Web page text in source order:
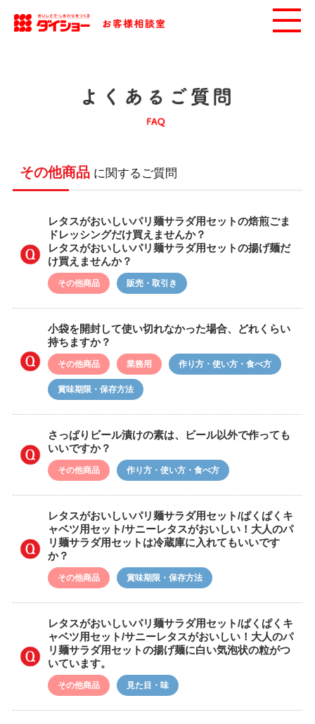
その他商品に関するご質問
レタスがおいしいパリ麺サラダ用セットの焙煎ごま
ドレッシングだけ買えませんか？
レタスがおいしいパリ麺サラダ用セットの揚げ麺だ
け買えませんか？
その他商品 販売・取引き
小袋を開封して使い切れなかった場合、どれくらい
持ちますか？
その他商品 業務用 作り方・使い方・食べ方
賞味期限・保存方法
さっぱりビール漬けの素は、ビール以外で作っても
いいですか？
その他商品 作り方・使い方・食べ方
レタスがおいしいパリ麺サラダ用セット/ぱくぱくキ
ャベツ用セット/サニーレタスがおいしい！大人のパ
リ麺サラダ用セットは冷蔵庫に入れてもいいです
か？
その他商品 賞味期限・保存方法
レタスがおいしいパリ麺サラダ用セット/ぱくぱくキ
ャベツ用セット/サニーレタスがおいしい！大人のパ
リ麺サラダ用セットの揚げ麺に白い気泡状の粒がつ
いています。
その他商品 見た目・味